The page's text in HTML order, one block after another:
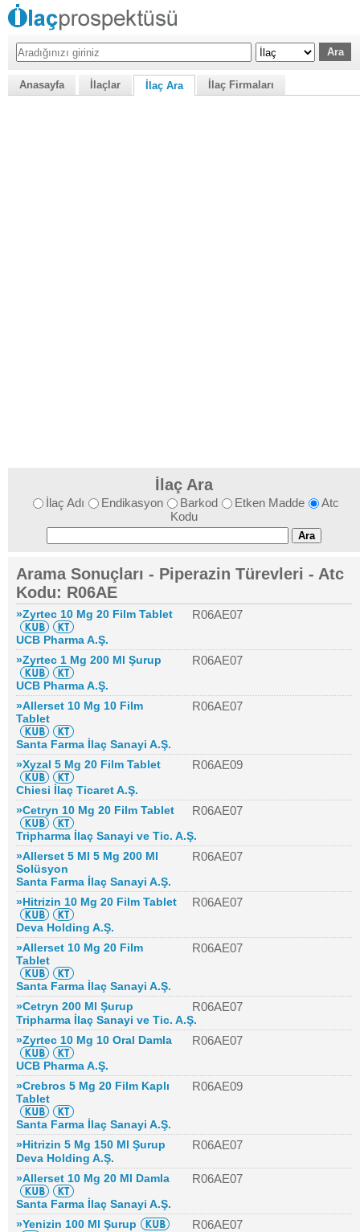
Anasayfa İlaçlar İlaç Ara İlaç Firmaları
İlaç Ara
İlaç Adı Endikasyon Barkod Etken Madde
Atc
Kodu
Arama Sonuçları - Piperazin Türevleri - Atc
Kodu: R06AE
»Zyrtec 10 Mg 20 Film Tablet R06AE07
UCB Pharma A.Ş.
»Zyrtec 1 Mg 200 Ml Şurup
R06AE07
UCB Pharma A.Ş.
»Allerset 10 Mg 10 Film
Tablet
R06AE07
Santa Farma İlaç Sanayi A.Ş.
»Xyzal 5 Mg 20 Film Tablet
R06AE09
Chiesi İlaç Ticaret A.Ş.
»Cetryn 10 Mg 20 Film Tablet
R06AE07
Tripharma İlaç Sanayi ve Tic. A.Ş.
»Allerset 5 Ml 5 Mg 200 Ml
Solüsyon
R06AE07
Santa Farma İlaç Sanayi A.Ş.
»Hitrizin 10 Mg 20 Film Tablet
R06AE07
Deva Holding A.Ş.
»Allerset 10 Mg 20 Film
Tablet
R06AE07
Santa Farma İlaç Sanayi A.Ş.
»Cetryn 200 Ml Şurup
R06AE07
Tripharma İlaç Sanayi ve Tic. A.Ş.
»Zyrtec 10 Mg 10 Oral Damla
R06AE07
UCB Pharma A.Ş.
»Crebros 5 Mg 20 Film Kaplı
Tablet
R06AE09
Santa Farma İlaç Sanayi A.Ş.
»Hitrizin 5 Mg 150 Ml Şurup
R06AE07
Deva Holding A.Ş.
»Allerset 10 Mg 20 Ml Damla
R06AE07
Santa Farma İlaç Sanayi A.Ş.
»Yenizin 100 Ml Şurup
R06AE07